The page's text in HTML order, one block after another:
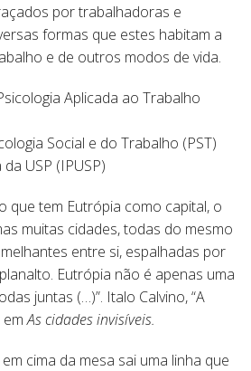
por trabalhadoras e
formas que estes habitam a
e de outros modos de vida.
Aplicada ao Trabalho
Social e do Trabalho (PST)
USP (IPUSP)
que tem Eutrópia como capital, o
muitas cidades, todas do mesmo
entre si, espalhadas por
Eutrópia não é apenas uma
juntas (…)”. Italo Calvino, “A
emAs cidades invisíveis.
cima da mesa sai uma linha que